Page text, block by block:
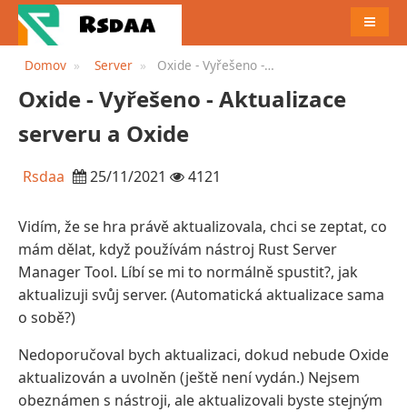
Domov Server
Oxide - Vyřešeno -
Oxide - Vyřešeno - Aktualizace
serveru a Oxide
Rsdaa 25/11/2021 4121
Vidím, že se hra právě aktualizovala, chci se zeptat, co
mám dělat, když používám nástroj Rust Server
Manager Tool. Líbí se mi to normálně spustit?, jak
aktualizuji svůj server. (Automatická aktualizace sama
o sobě?)
Nedoporučoval bych aktualizaci, dokud nebude Oxide
aktualizován a uvolněn (ještě není vydán.) Nejsem
obeznámen s nástroji, ale aktualizovali byste stejným